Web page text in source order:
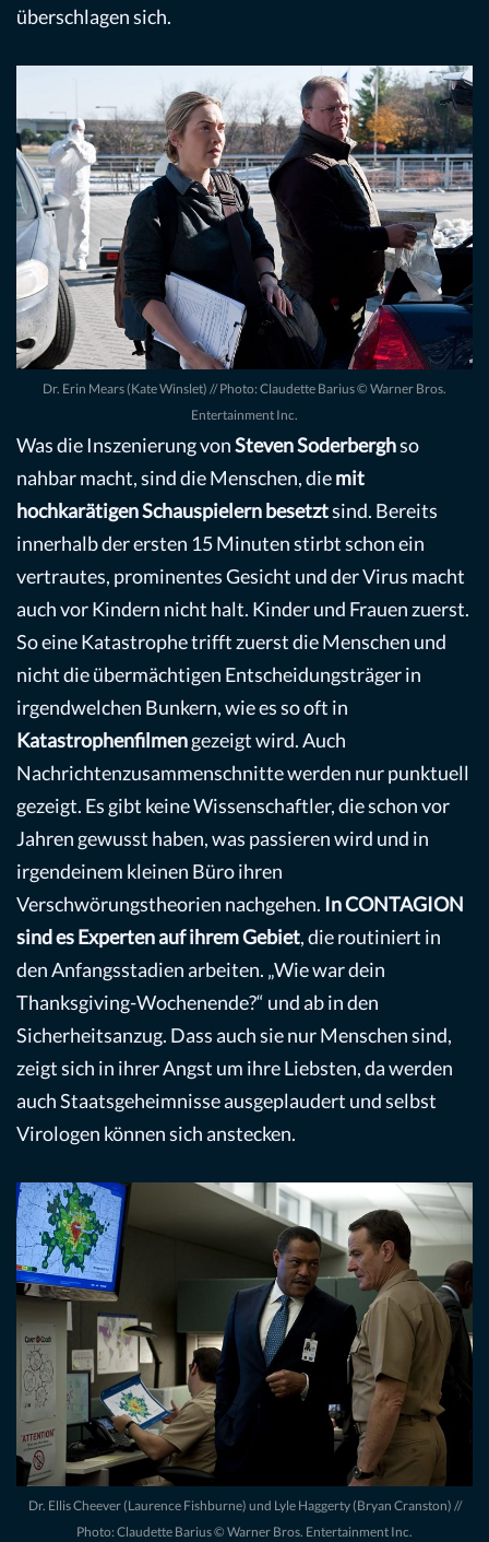
überschlagen sich.
Dr. Erin Mears (Kate Winslet) // Photo: Claudette Barius © Warner Bros.
Entertainment Inc.
Was die Inszenierung vonSteven Soderberghso
nahbar macht, sind die Menschen, diemit
hochkarätigen Schauspielern besetztsind. Bereits
innerhalb der ersten 15 Minuten stirbt schon ein
vertrautes, prominentes Gesicht und der Virus macht
auch vor Kindern nicht halt. Kinder und Frauen zuerst.
So eine Katastrophe trifft zuerst die Menschen und
nicht die übermächtigen Entscheidungsträger in
irgendwelchen Bunkern, wie es so oft in
Katastrophenfilmengezeigt wird. Auch
Nachrichtenzusammenschnitte werden nur punktuell
gezeigt. Es gibt keine Wissenschaftler, die schon vor
Jahren gewusst haben, was passieren wird und in
irgendeinem kleinen Büro ihren
Verschwörungstheorien nachgehen. In CONTAGION
sind es Experten auf ihrem Gebiet, die routiniert in
den Anfangsstadien arbeiten. „Wie war dein
Thanksgiving-Wochenende?“ und ab in den
Sicherheitsanzug. Dass auch sie nur Menschen sind,
zeigt sich in ihrer Angst um ihre Liebsten, da werden
auch Staatsgeheimnisse ausgeplaudert und selbst
Virologen können sich anstecken.
Dr. Ellis Cheever (Laurence Fishburne) und Lyle Haggerty (Bryan Cranston) //
Photo: Claudette Barius © Warner Bros. Entertainment Inc.